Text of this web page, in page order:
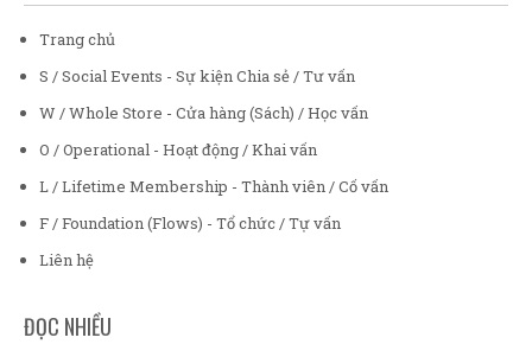
Trang chủ
S / Social Events - Sự kiện Chia sẻ / Tư vấn
W / Whole Store - Cửa hàng (Sách) / Học vấn
O / Operational - Hoạt động / Khai vấn
L / Lifetime Membership - Thành viên / Cố vấn
F / Foundation (Flows) - Tổ chức / Tự vấn
Liên hệ
ĐỌC NHIỀU